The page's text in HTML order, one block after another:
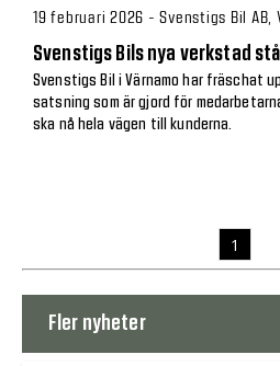
19 februari 2026 - Svenstigs Bil AB,
Svenstigs Bils nya verkstad
Svenstigs Bil i Värnamo har fräschat
satsning som är gjord för
ska nå hela vägen till kunderna.
1
Fler nyheter